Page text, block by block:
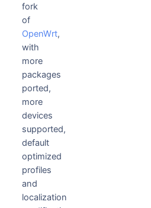
fork
of
OpenWrt,
with
more
packages
ported,
more
devices
supported,
default
optimized
profiles
and
localization